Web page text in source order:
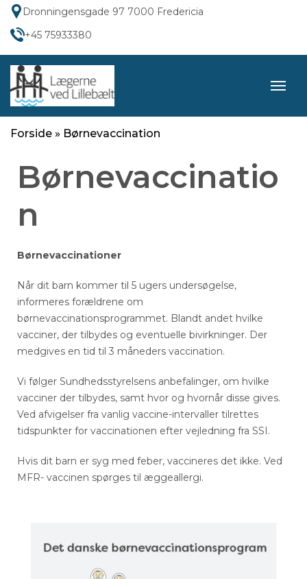
Dronningensgade 97 7000 Fredericia
+45 75933380
Forside » Børnevaccination
Børnevaccinatio
n
Børnevaccinationer
Når dit barn kommer til 5 ugers undersøgelse,
informeres forældrene om
børnevaccinationsprogrammet. Blandt andet hvilke
vacciner, der tilbydes og eventuelle bivirkninger. Der
medgives en tid til 3 måneders vaccination.
Vi følger Sundhedsstyrelsens anbefalinger, om hvilke
vacciner der tilbydes, samt hvor og hvornår disse gives.
Ved afvigelser fra vanlig vaccine-intervaller tilrettes
tidspunkter for vaccinationen efter vejledning fra SSI.
Hvis dit barn er syg med feber, vaccineres det ikke. Ved
MFR- vaccinen spørges til æggeallergi.